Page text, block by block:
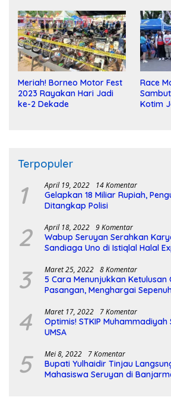
Meriah! Borneo Motor Fest
2023 Rayakan Hari Jadi
ke-2 Dekade
Race
Kotim
Terpopuler
1 April 19, 2022 14 Komentar
Gelapkan 18 Miliar Rupiah,
Ditangkap Polisi
2 April 18, 2022 9 Komentar
Wabup Seruyan Serahkan
Sandiaga Uno di Istiqlal Halal
3 Maret 25, 2022 8 Komentar
5 Cara Menunjukkan Ketulusan
Pasangan, Menghargai
4 Maret 17, 2022 7 Komentar
Optimis! STKIP
UMSA
5 Mei 8, 2022 7 Komentar
Bupati Yulhaidir Tinjau
Mahasiswa Seruyan di